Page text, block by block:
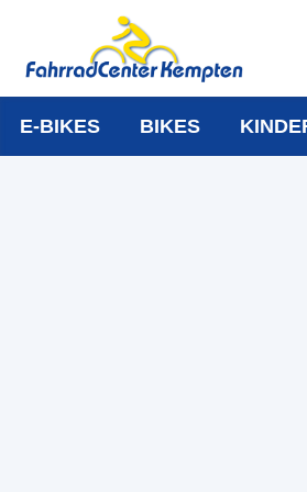
E-BIKES BIKES